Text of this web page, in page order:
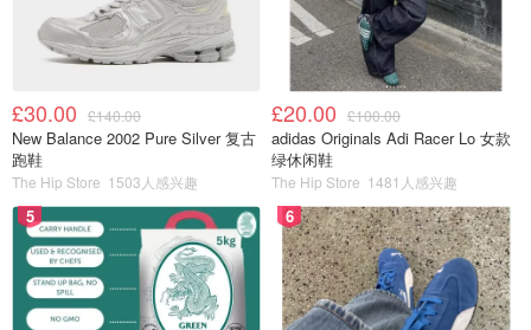
5⃣️腿部拉伸（10分钟）
常运动的妹子对于林芊妤这个名字应该不陌生啦～之前只知
道她是演员 没想到健身方面更是专业啊！这个拉伸视频太
强了 当时跟着好多别的博主做都没什么强烈感觉 但这个视
频特别是手臂撑地压腿的动作 每天做都感觉自己要晕过
去。。但是为了更好的腿部线条 坚持坚持！
£30.00 £140.00
New Balance 2002 Pure Silver 复古
跑鞋
The Hip Store 1503人感兴趣
£20.00 £100.00
adidas Originals Adi Racer Lo 女款
绿休闲鞋
The Hip Store 1481人感兴趣
5 6